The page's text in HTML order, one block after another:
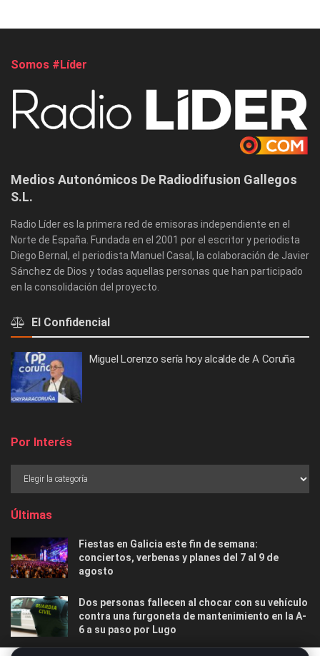
Somos #Líder
Medios Autonómicos De Radiodifusion Gallegos
S.L.
Radio Líder es la primera red de emisoras independiente en el
Norte de España. Fundada en el 2001 por el escritor y periodista
Diego Bernal, el periodista Manuel Casal, la colaboración de Javier
Sánchez de Dios y todas aquellas personas que han participado
en la consolidación del proyecto.
El Confidencial
Miguel Lorenzo sería hoy alcalde de A Coruña
Por Interés
Últimas
Fiestas en Galicia este fin de semana:
conciertos, verbenas y planes del 7 al 9 de
agosto
Dos personas fallecen al chocar con su vehículo
contra una furgoneta de mantenimiento en la A-
6 a su paso por Lugo